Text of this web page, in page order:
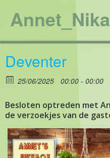
Deventer
25/06/2025 00:00 - 00:00
Besloten optreden met
de verzoekjes van de